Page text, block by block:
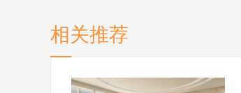
相关推荐